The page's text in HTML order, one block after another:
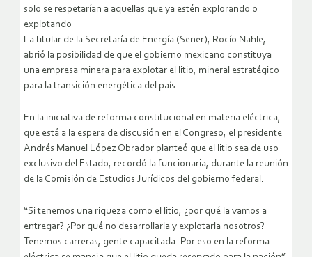
solo se respetarían a aquellas que ya estén explorando o
explotando
La titular de la Secretaría de Energía (Sener), Rocío Nahle,
abrió la posibilidad de que el gobierno mexicano constituya
una empresa minera para explotar el litio, mineral estratégico
para la transición energética del país.
En la iniciativa de reforma constitucional en materia eléctrica,
que está a la espera de discusión en el Congreso, el presidente
Andrés Manuel López Obrador planteó que el litio sea de uso
exclusivo del Estado, recordó la funcionaria, durante la reunión
de la Comisión de Estudios Jurídicos del gobierno federal.
“Si tenemos una riqueza como el litio, ¿por qué la vamos a
entregar? ¿Por qué no desarrollarla y explotarla nosotros?
Tenemos carreras, gente capacitada. Por eso en la reforma